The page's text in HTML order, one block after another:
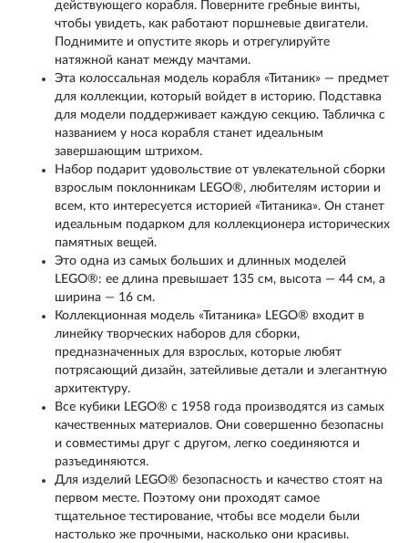
действующего корабля. Поверните гребные винты,
чтобы увидеть, как работают поршневые двигатели.
Поднимите и опустите якорь и отрегулируйте
натяжной канат между мачтами.
Эта колоссальная модель корабля «Титаник» — предмет
для коллекции, который войдет в историю. Подставка
для модели поддерживает каждую секцию. Табличка с
названием у носа корабля станет идеальным
завершающим штрихом.
Набор подарит удовольствие от увлекательной сборки
взрослым поклонникам LEGO®, любителям истории и
всем, кто интересуется историей «Титаника». Он станет
идеальным подарком для коллекционера исторических
памятных вещей.
Это одна из самых больших и длинных моделей
LEGO®: ее длина превышает 135 см, высота — 44 см, а
ширина — 16 см.
Коллекционная модель «Титаника» LEGO® входит в
линейку творческих наборов для сборки,
предназначенных для взрослых, которые любят
потрясающий дизайн, затейливые детали и элегантную
архитектуру.
Все кубики LEGO® с 1958 года производятся из самых
качественных материалов. Они совершенно безопасны
и совместимы друг с другом, легко соединяются и
разъединяются.
Для изделий LEGO® безопасность и качество стоят на
первом месте. Поэтому они проходят самое
тщательное тестирование, чтобы все модели были
настолько же прочными, насколько они красивы.